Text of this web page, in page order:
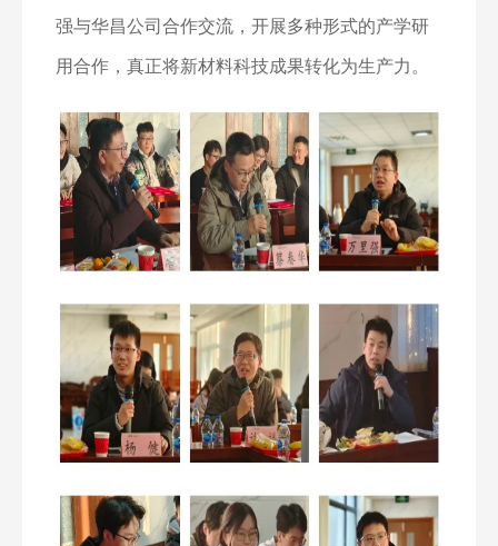
强与华昌公司合作交流，开展多种形式的产学研
用合作，真正将新材料科技成果转化为生产力。